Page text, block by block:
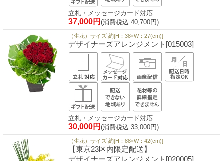
立札・メッセージカード対応
37,000円 (消費税込:40,700円)
（生花）サイズ 約[H：38×W：27(cm)]
デザイナーズアレンジメント[015003]
立札・メッセージカード対応
30,000円 (消費税込:33,000円)
（生花）サイズ 約[H：88×W：42(cm)]
【東京23区内限定配送】